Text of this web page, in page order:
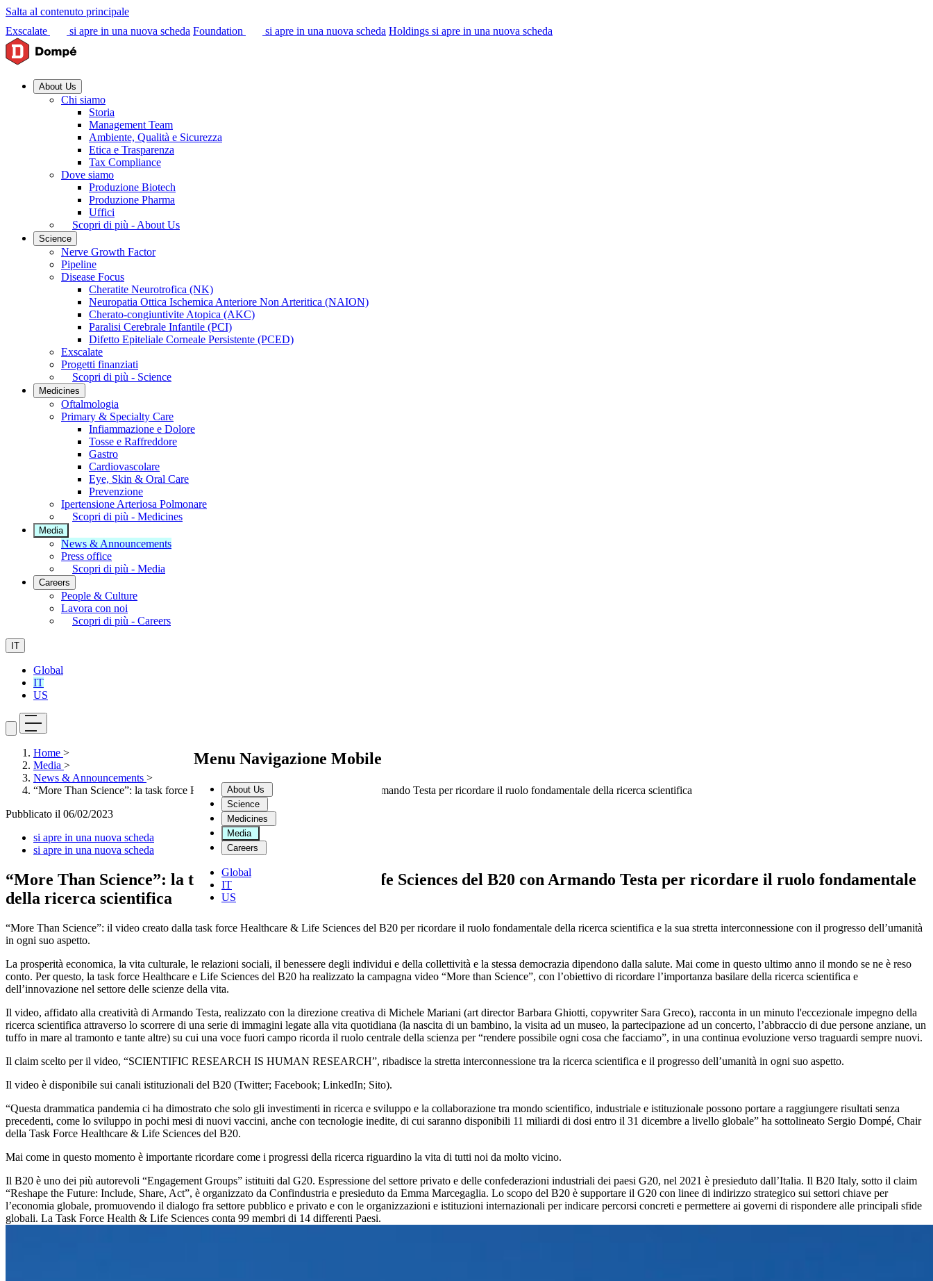
Salta al contenuto principale
Exscalate
si apre in una nuova scheda Foundation si apre in una nuova scheda Holdings si apre in una nuova scheda
About Us
Chi siamo
Storia
Management Team
Ambiente, Qualità e Sicurezza
Etica e Trasparenza
Tax Compliance
Dove siamo
Produzione Biotech
Produzione Pharma
Uffici
Scopri di più - About Us
Science
Nerve Growth Factor
Pipeline
Disease Focus
Cheratite Neurotrofica (NK)
Neuropatia Ottica Ischemica Anteriore Non Arteritica (NAION)
Cherato-congiuntivite Atopica (AKC)
Paralisi Cerebrale Infantile (PCI)
Difetto Epiteliale Corneale Persistente (PCED)
Exscalate
Progetti finanziati
Scopri di più - Science
Medicines
Oftalmologia
Primary & Specialty Care
Infiammazione e Dolore
Tosse e Raffreddore
Gastro
Cardiovascolare
Eye, Skin & Oral Care
Prevenzione
Ipertensione Arteriosa Polmonare
Scopri di più - Medicines
Media
News & Announcements
Press office
Scopri di più - Media
Careers
People & Culture
Lavora con noi
Scopri di più - Careers
IT
Global
IT
US
Menu Navigazione Mobile
About Us
Science
Medicines
Media
Careers
Global
IT
US
Home >
Media >
News & Announcements >
“More Than Science”: la task force Healthcare & Life Sciences del B20 con Armando Testa per ricordare il ruolo fondamentale della ricerca scientifica
Pubblicato il 06/02/2023
si apre in una nuova scheda
si apre in una nuova scheda
“More Than Science”: la task force Healthcare & Life Sciences del B20 con Armando Testa per ricordare il ruolo fondamentale
della ricerca scientifica
“More Than Science”: il video creato dalla task force Healthcare & Life Sciences del B20 per ricordare il ruolo fondamentale della ricerca scientifica e la sua stretta interconnessione con il progresso dell’umanità
in ogni suo aspetto.
La prosperità economica, la vita culturale, le relazioni sociali, il benessere degli individui e della collettività e la stessa democrazia dipendono dalla salute. Mai come in questo ultimo anno il mondo se ne è reso
conto. Per questo, la task force Healthcare e Life Sciences del B20 ha realizzato la campagna video “More than Science”, con l’obiettivo di ricordare l’importanza basilare della ricerca scientifica e
dell’innovazione nel settore delle scienze della vita.
Il video, affidato alla creatività di Armando Testa, realizzato con la direzione creativa di Michele Mariani (art director Barbara Ghiotti, copywriter Sara Greco), racconta in un minuto l'eccezionale impegno della
ricerca scientifica attraverso lo scorrere di una serie di immagini legate alla vita quotidiana (la nascita di un bambino, la visita ad un museo, la partecipazione ad un concerto, l’abbraccio di due persone anziane, un
tuffo in mare al tramonto e tante altre) su cui una voce fuori campo ricorda il ruolo centrale della scienza per “rendere possibile ogni cosa che facciamo”, in una continua evoluzione verso traguardi sempre nuovi.
Il claim scelto per il video, “SCIENTIFIC RESEARCH IS HUMAN RESEARCH”, ribadisce la stretta interconnessione tra la ricerca scientifica e il progresso dell’umanità in ogni suo aspetto.
Il video è disponibile sui canali istituzionali del B20 (Twitter; Facebook; LinkedIn; Sito).
“Questa drammatica pandemia ci ha dimostrato che solo gli investimenti in ricerca e sviluppo e la collaborazione tra mondo scientifico, industriale e istituzionale possono portare a raggiungere risultati senza
precedenti, come lo sviluppo in pochi mesi di nuovi vaccini, anche con tecnologie inedite, di cui saranno disponibili 11 miliardi di dosi entro il 31 dicembre a livello globale” ha sottolineato Sergio Dompé, Chair
della Task Force Healthcare & Life Sciences del B20.
Mai come in questo momento è importante ricordare come i progressi della ricerca riguardino la vita di tutti noi da molto vicino.
Il B20 è uno dei più autorevoli “Engagement Groups” istituiti dal G20. Espressione del settore privato e delle confederazioni industriali dei paesi G20, nel 2021 è presieduto dall’Italia. Il B20 Italy, sotto il claim
“Reshape the Future: Include, Share, Act”, è organizzato da Confindustria e presieduto da Emma Marcegaglia. Lo scopo del B20 è supportare il G20 con linee di indirizzo strategico sui settori chiave per
l’economia globale, promuovendo il dialogo fra settore pubblico e privato e con le organizzazioni e istituzioni internazionali per indicare percorsi concreti e permettere ai governi di rispondere alle principali sfide
globali. La Task Force Health & Life Sciences conta 99 membri di 14 differenti Paesi.